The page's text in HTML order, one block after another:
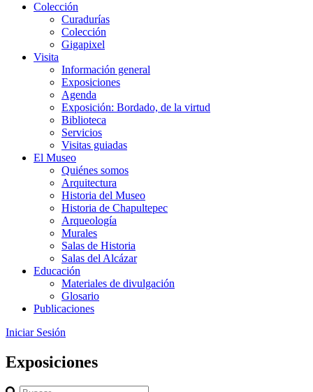
Colección
Curadurías
Colección
Gigapixel
Visita
Información general
Exposiciones
Agenda
Exposición: Bordado, de la virtud
Biblioteca
Servicios
Visitas guiadas
El Museo
Quiénes somos
Arquitectura
Historia del Museo
Historia de Chapultepec
Arqueología
Murales
Salas de Historia
Salas del Alcázar
Educación
Materiales de divulgación
Glosario
Publicaciones
Iniciar Sesión
Exposiciones